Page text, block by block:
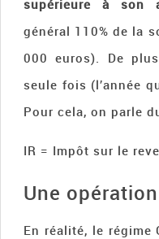
supérieure à son
général 110% de la
000 euros). De
seule fois (l’année
Pour cela, on parle
IR = Impôt sur le
Une
En réalité, le régime